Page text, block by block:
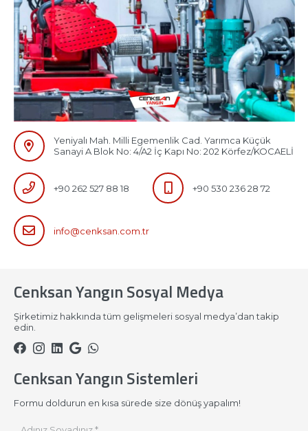
Yeniyalı Mah. Milli Egemenlik Cad. Yarımca Küçük
Sanayi A Blok No: 4/A2 İç Kapı No: 202 Körfez/KOCAELİ
+90 262 527 88 18 +90 530 236 28 72
info@cenksan.com.tr
Cenksan Yangın Sosyal Medya
Şirketimiz hakkında tüm gelişmeleri sosyal medya’dan takip
edin.
Cenksan Yangın Sistemleri
Formu doldurun en kısa sürede size dönüş yapalım!